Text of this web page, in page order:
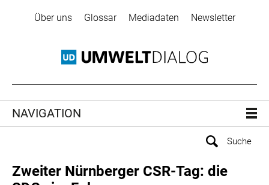
Über uns Glossar Mediadaten Newsletter
NAVIGATION
Zweiter Nürnberger CSR-Tag: die